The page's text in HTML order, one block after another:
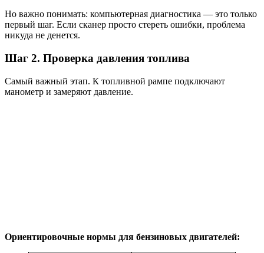
Но важно понимать: компьютерная диагностика — это только
первый шаг. Если сканер просто стереть ошибки, проблема
никуда не денется.
Шаг 2. Проверка давления топлива
Самый важный этап. К топливной рампе подключают
манометр и замеряют давление.
Ориентировочные нормы для бензиновых двигателей: